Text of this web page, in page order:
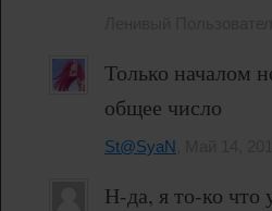
Только началом
общее число
St@SyaN
Н-да, я то-ко что